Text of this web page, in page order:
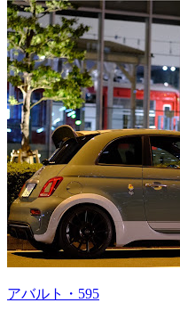
アバルト・595